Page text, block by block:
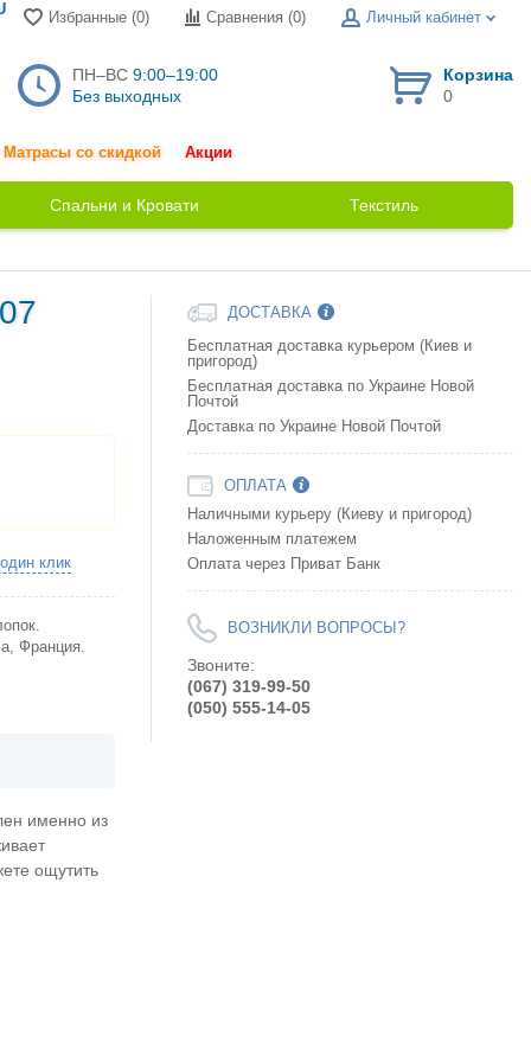
Избранные (0) Сравнения (0) Личный кабинет
ПН–ВС 9:00–19:00
Без выходных
Корзина
0
Матрасы со скидкой Акции
Спальни и Кровати Текстиль
клик
Франция.
именно из
ощутить
ДОСТАВКА
Бесплатная доставка курьером (Киев и
пригород)
Бесплатная доставка по Украине Новой
Почтой
Доставка по Украине Новой Почтой
ОПЛАТА
Наличными курьеру (Киеву и пригород)
Наложенным платежем
Оплата через Приват Банк
ВОЗНИКЛИ ВОПРОСЫ?
Звоните:
(067) 319-99-50
(050) 555-14-05